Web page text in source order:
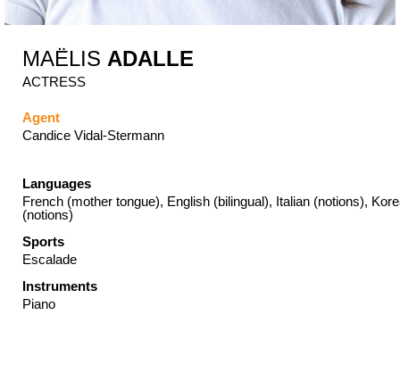
MAËLIS ADALLE
ACTRESS
Agent
Candice Vidal-Stermann
Languages
French (mother tongue), English (bilingual), Italian (notions),
(notions)
Sports
Escalade
Instruments
Piano